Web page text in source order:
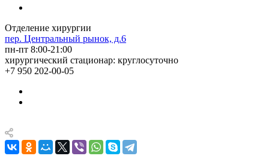
Отделение хирургии
пер. Центральный рынок, д.6
пн-пт 8:00-21:00
хирургический стационар: круглосуточно
+7 950 202-00-05